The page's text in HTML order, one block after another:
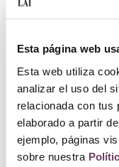
Esta página web
Esta web utiliza
analizar el uso del
relacionada con tus
elaborado a partir
ejemplo, páginas
sobre nuestra
Los envíos
Pedidos y
¿Cómo puedo
Puedes hacerlo a
distintos métodos de
llamándonos al 944
Whatsapp 699 173